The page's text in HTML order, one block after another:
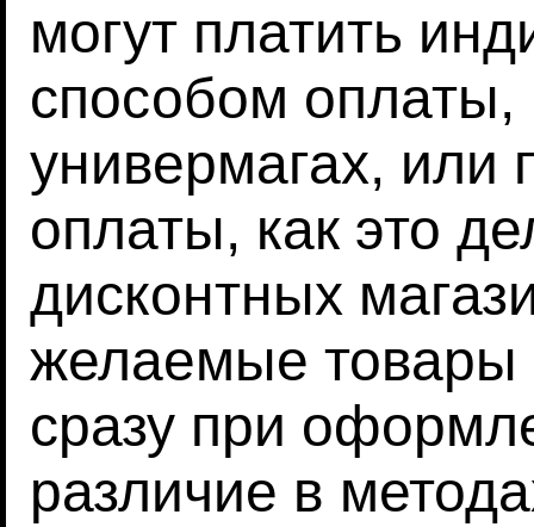
могут платить
способом оплаты,
универмагах, или
оплаты, как это
дисконтных
желаемые товары
сразу при
различие в